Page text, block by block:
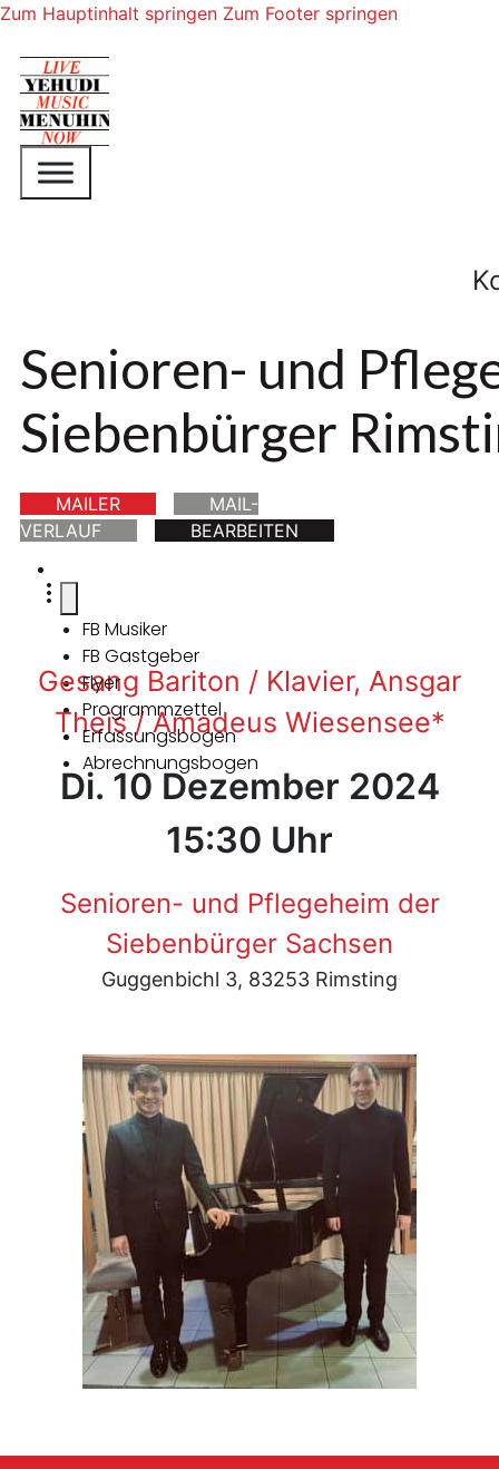
Zum Hauptinhalt springen Zum Footer springen
Senioren- und
Siebenbürger
MAILER
MAIL-
VERLAUF
BEARBEITEN
FB Musiker
FB Gastgeber
Flyer
Programmzettel
Erfassungsbogen
Abrechnungsbogen
Gesang Bariton / Klavier, Ansgar
Theis / Amadeus Wiesensee*
Di. 10 Dezember 2024
15:30 Uhr
Senioren- und Pflegeheim der
Siebenbürger Sachsen
Guggenbichl 3, 83253 Rimsting